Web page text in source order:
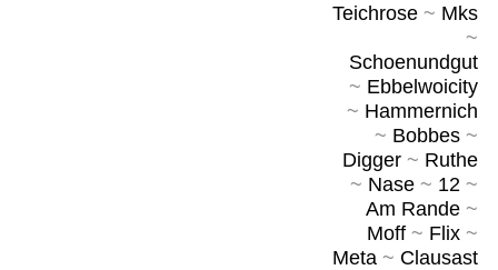
Teichrose~ Mks
~
Schoenundgut
~ Ebbelwoicity
~ Hammernich
~ Bobbes~
Digger~ Ruthe
~ Nase~ 12~
Am Rande~
Moff~ Flix~
Meta~ Clausast